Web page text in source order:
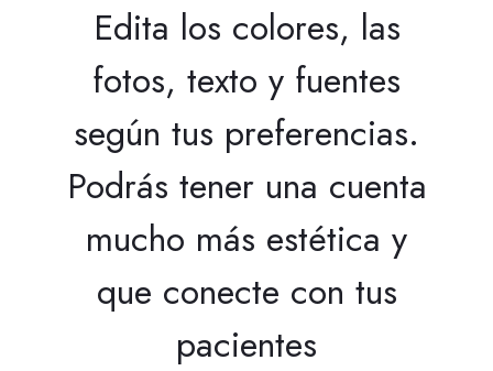
Edita los colores, las
fotos, texto y fuentes
según tus preferencias.
Podrás tener una cuenta
mucho más estética y
que conecte con tus
pacientes